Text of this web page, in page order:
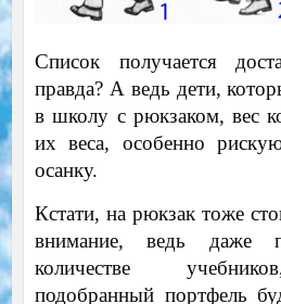
Список получается
правда? А ведь дети,
в школу с рюкзаком, вес
их веса, особенно
осанку.
Кстати, на рюкзак тоже
внимание, ведь даже
количестве
подобранный портфель